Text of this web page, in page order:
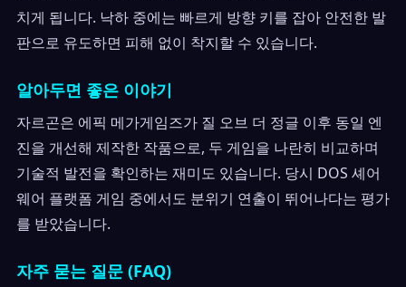
치게 됩니다. 낙하 중에는 빠르게 방향 키를 잡아 안전한 발
판으로 유도하면 피해 없이 착지할 수 있습니다.
알아두면 좋은 이야기
자르곤은 에픽 메가게임즈가 질 오브 더 정글 이후 동일 엔
진을 개선해 제작한 작품으로, 두 게임을 나란히 비교하며
기술적 발전을 확인하는 재미도 있습니다. 당시 DOS 셰어
웨어 플랫폼 게임 중에서도 분위기 연출이 뛰어나다는 평가
를 받았습니다.
자주 묻는 질문 (FAQ)